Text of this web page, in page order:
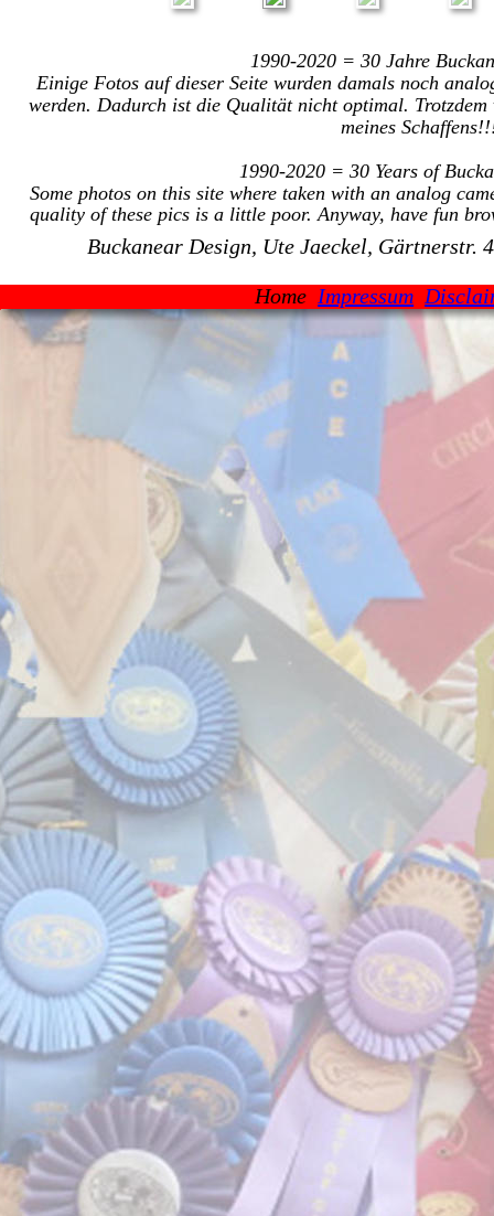
Buckanear Design, Ute Jaeckel, Gärtnerstr.
Home Impressum
1990-2020 = 30 Jahre
Einige Fotos auf dieser Seite wurden damals noch
werden. Dadurch ist die Qualität nicht optimal.
meines
1990-2020 = 30 Years of
Some photos on this site where taken with an analog
quality of these pics is a little poor. Anyway, have fun